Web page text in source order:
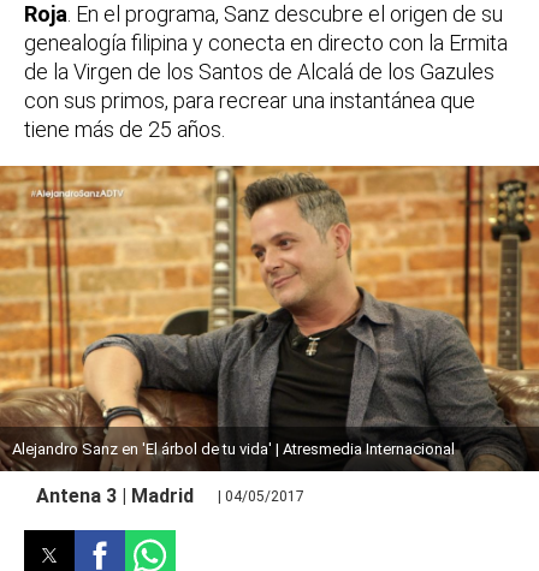
Roja . En el programa, Sanz descubre el origen de su
genealogía filipina y conecta en directo con la Ermita
de la Virgen de los Santos de Alcalá de los Gazules
con sus primos, para recrear una instantánea que
tiene más de 25 años.
Alejandro Sanz en 'El árbol de tu vida' | Atresmedia Internacional
Antena 3 | Madrid | 04/05/2017